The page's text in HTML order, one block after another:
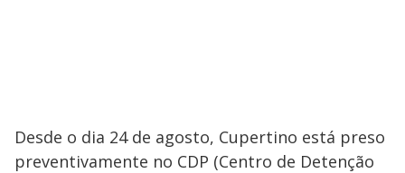
Desde o dia 24 de agosto, Cupertino está preso
preventivamente no CDP (Centro de Detenção